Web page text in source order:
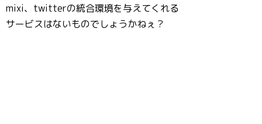
mixi、twitterの統合環境を与えてくれる
サービスはないものでしょうかねぇ？